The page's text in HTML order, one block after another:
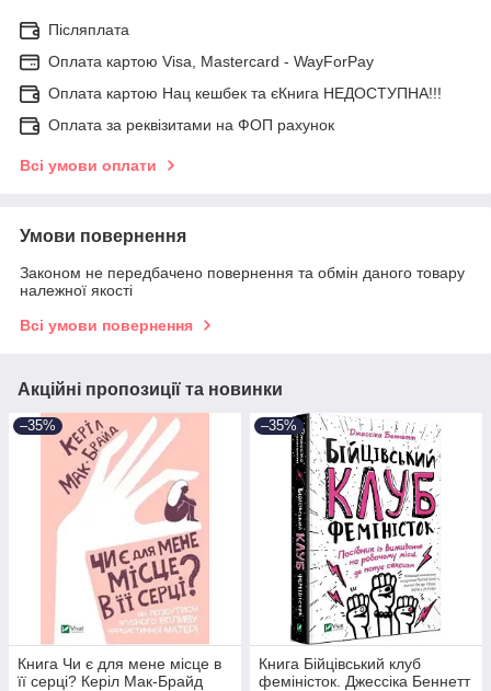
Післяплата
Оплата картою Visa, Mastercard - WayForPay
Оплата картою Нац кешбек та єКнига НЕДОСТУПНА!!!
Оплата за реквізитами на ФОП рахунок
Всі умови оплати
Умови повернення
Законом не передбачено повернення та обмін даного товару
належної якості
Всі умови повернення
Акційні пропозиції та новинки
–35%
Книга Чи є для мене місце в
її серці? Керіл Мак-Брайд
–35%
Книга Бійцівський клуб
феміністок. Джессіка Беннетт